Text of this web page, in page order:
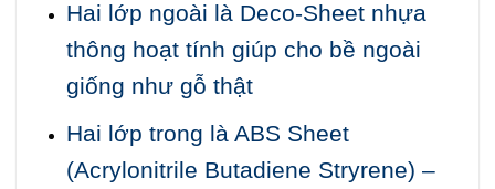
Hai lớp ngoài là Deco-Sheet nhựa
thông hoạt tính giúp cho bề ngoài
giống như gỗ thật
Hai lớp trong là ABS Sheet
(Acrylonitrile Butadiene Stryrene) –